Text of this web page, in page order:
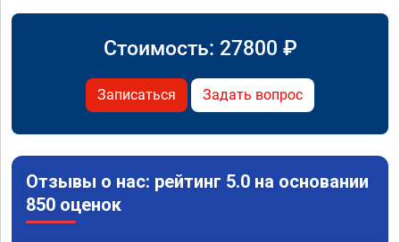
Стоимость: 27800 ₽
Записаться Задать вопрос
Отзывы о нас: рейтинг 5.0 на основании
850 оценок